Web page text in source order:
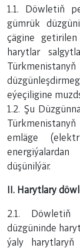
1.1. Döwletiň
gümrük
çägine
harytlar
eýeçiligine
1.2. Şu
emläge
düşünilýär.
II. Harytlary
2.1. Döwletiň
düzgüninde
ýaly